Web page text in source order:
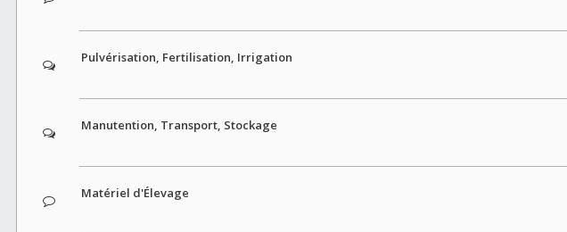
Pulvérisation, Fertilisation, Irrigation
Manutention, Transport, Stockage
Matériel d'Élevage